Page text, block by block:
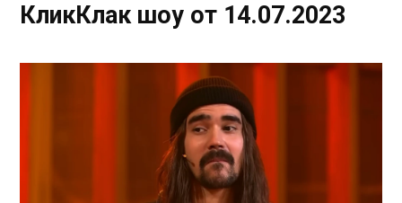
КликКлак шоу от 14.07.2023